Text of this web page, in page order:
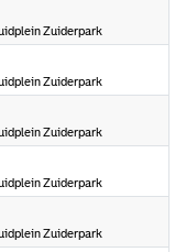
Zuiderpark
Zuiderpark
Zuiderpark
Zuiderpark
Zuiderpark